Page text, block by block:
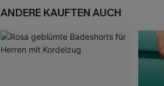
ANDERE KAUFTEN AUCH